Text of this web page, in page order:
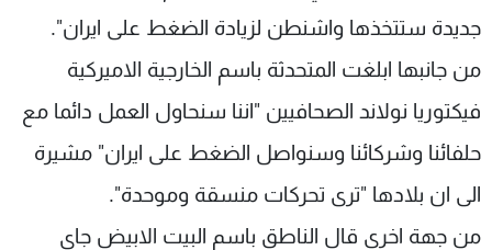
جديدة ستتخذها واشنطن لزيادة الضغط على ايران".
من جانبها ابلغت المتحدثة باسم الخارجية الاميركية
فيكتوريا نولاند الصحافيين "اننا سنحاول العمل دائما مع
حلفائنا وشركائنا وسنواصل الضغط على ايران" مشيرة
الى ان بلادها "ترى تحركات منسقة وموحدة".
من جهة اخرى قال الناطق باسم البيت الابيض جاي